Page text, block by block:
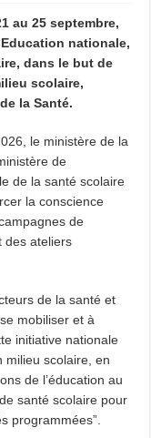
au 25 septembre,
nationale,
dans le but de
scolaire,
la Santé.
le ministère de la
de
de la santé scolaire
la conscience
de
des ateliers
de la santé et
mobiliser et à
initiative nationale
milieu scolaire, en
de l’éducation au
santé scolaire pour
programmées”.